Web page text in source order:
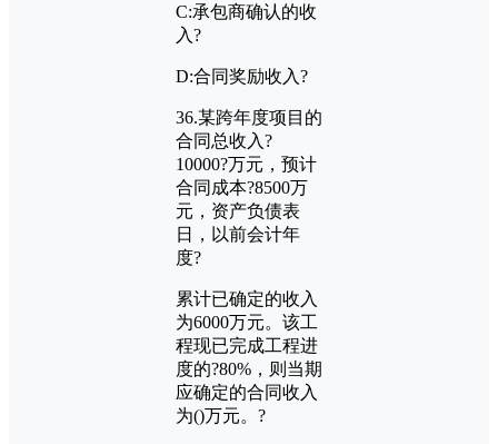
C:承包商确认的收
入?
D:合同奖励收入?
36.某跨年度项目的
合同总收入?
10000?万元，预计
合同成本?8500万
元，资产负债表
日，以前会计年
度?
累计已确定的收入
为6000万元。该工
程现已完成工程进
度的?80% ，则当期
应确定的合同收入
为()万元。?